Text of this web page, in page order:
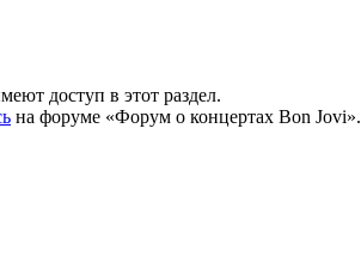
доступ в этот раздел.
на форуме «Форум о концертах Bon Jovi».